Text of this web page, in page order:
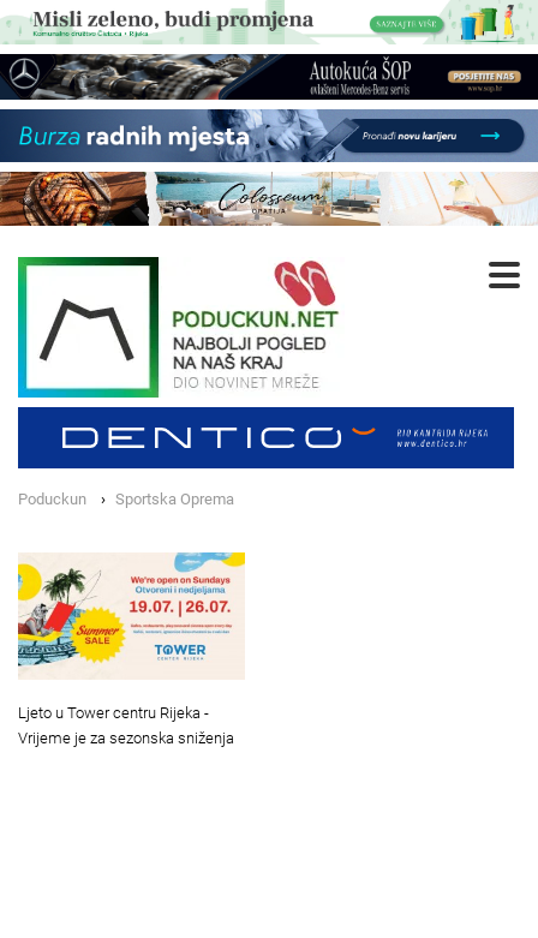
Poduckun Sportska Oprema
Ljeto u Tower centru Rijeka -
Vrijeme je za sezonska sniženja